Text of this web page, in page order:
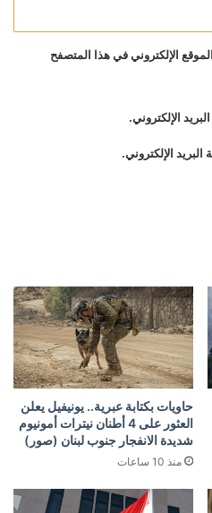
الإلكتروني في هذا المتصفح
الإلكتروني.
الإلكتروني.
حاويات بكتابة عبرية.. يونيفيل يعلن
العثور على 4 أطنان نيترات أمونيوم
شديدة الانفجار جنوب لبنان (صور)
منذ 10 ساعات